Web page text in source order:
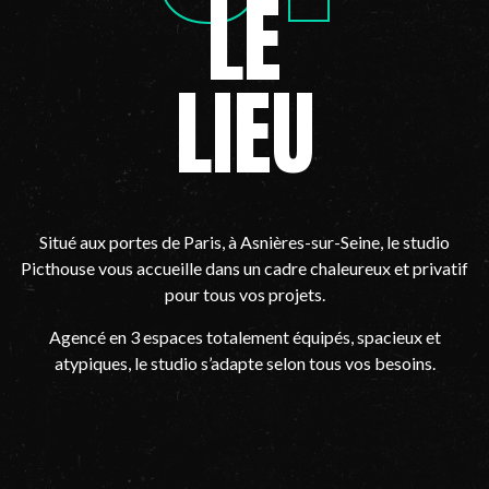
LE
LIEU
Situé aux portes de Paris, à Asnières-sur-Seine, le studio
Picthouse vous accueille dans un cadre chaleureux et privatif
pour tous vos projets.
Agencé en 3 espaces totalement équipés, spacieux et
atypiques, le studio s’adapte selon tous vos besoins.